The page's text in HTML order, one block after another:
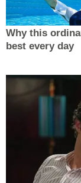
Why this
best every day